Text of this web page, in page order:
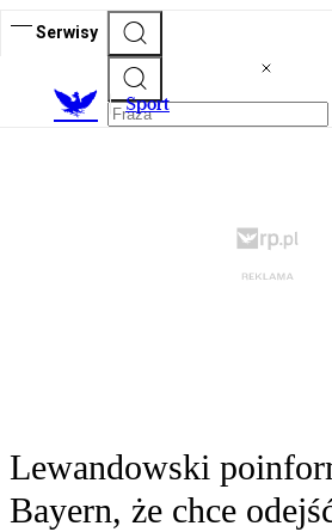
Serwisy
Sport
Lewandowski
Bayern, że chce